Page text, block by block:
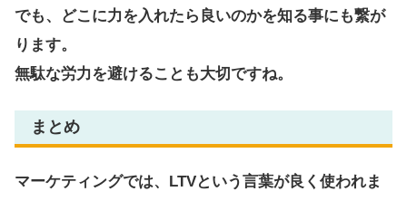
でも、どこに力を入れたら良いのかを知る事にも繋が
ります。
無駄な労力を避けることも大切ですね。
まとめ
マーケティングでは、LTVという言葉が良く使われま